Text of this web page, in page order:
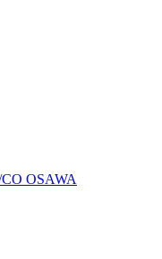
OSAWA